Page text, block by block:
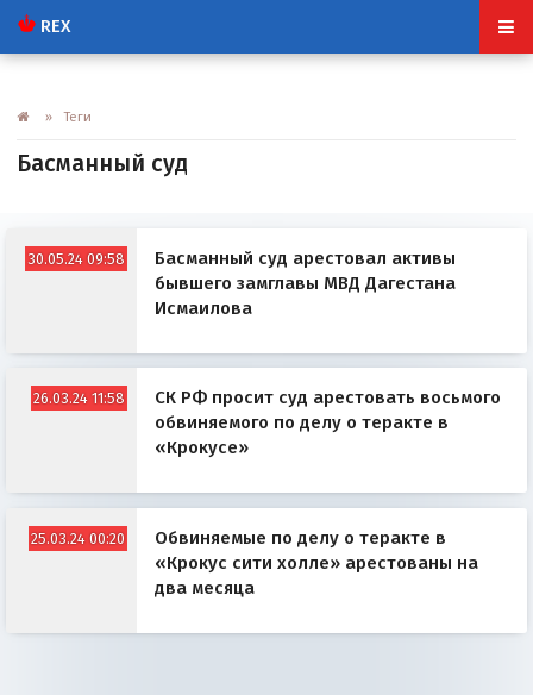
REX
» Теги
Басманный суд
30.05.24 09:58
Басманный суд арестовал активы
бывшего замглавы МВД Дагестана
Исмаилова
26.03.24 11:58
СК РФ просит суд арестовать восьмого
обвиняемого по делу о теракте в
«Крокусе»
25.03.24 00:20
Обвиняемые по делу о теракте в
«Крокус сити холле» арестованы на
два месяца